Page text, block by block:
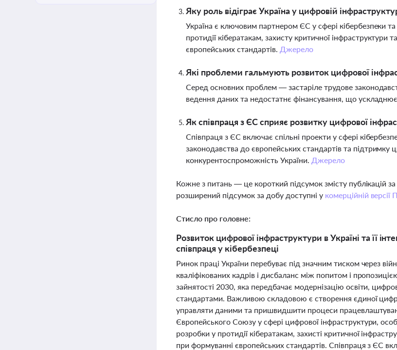
Яку роль відіграє Україна у цифровій
Україна є ключовим партнером ЄС у сфері кібербезпеки
протидії кібератакам, захисту критичної
європейських стандартів. Джерело
Які проблеми гальмують розвиток цифрової
Серед основних проблем — застаріле трудове
ведення даних та недостатнє фінансування, що
Як співпраця з ЄС сприяє розвитку цифрової
Співпраця з ЄС включає спільні проекти у сфері
законодавства до європейських стандартів та підтримку
конкурентоспроможність України. Джерело
Кожне з питань — це короткий підсумок змісту публікацій
розширений підсумок за добу доступні у комерційній
Стисло про головне:
Розвиток цифрової інфраструктури в Україні та її
співпраця у кібербезпеці
Ринок праці України перебуває під значним тиском через
кваліфікованих кадрів і дисбаланс між попитом і
зайнятості 2030, яка передбачає модернізацію освіти,
стандартами. Важливою складовою є створення єдиної
управляти даними та пришвидшити процеси
Європейського Союзу у сфері цифрової інфраструктури,
розробки у протидії кібератакам, захисті критичної
при формуванні європейських стандартів. Співпраця з ЄС